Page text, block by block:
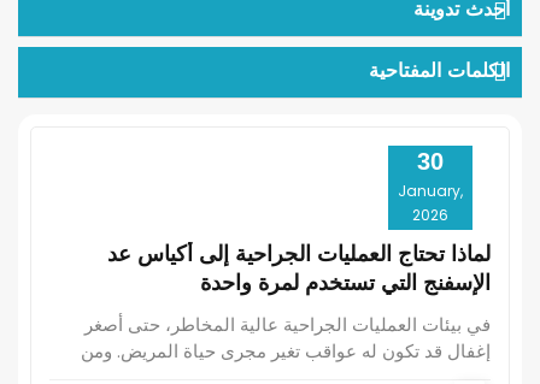
أحدث تدوينة
الكلمات المفتاحية
30
January,
2026
لماذا تحتاج العمليات الجراحية إلى أكياس عد
الإسفنج التي تستخدم لمرة واحدة
في بيئات العمليات الجراحية عالية المخاطر، حتى أصغر
إغفال قد تكون له عواقب تغير مجرى حياة المريض. ومن